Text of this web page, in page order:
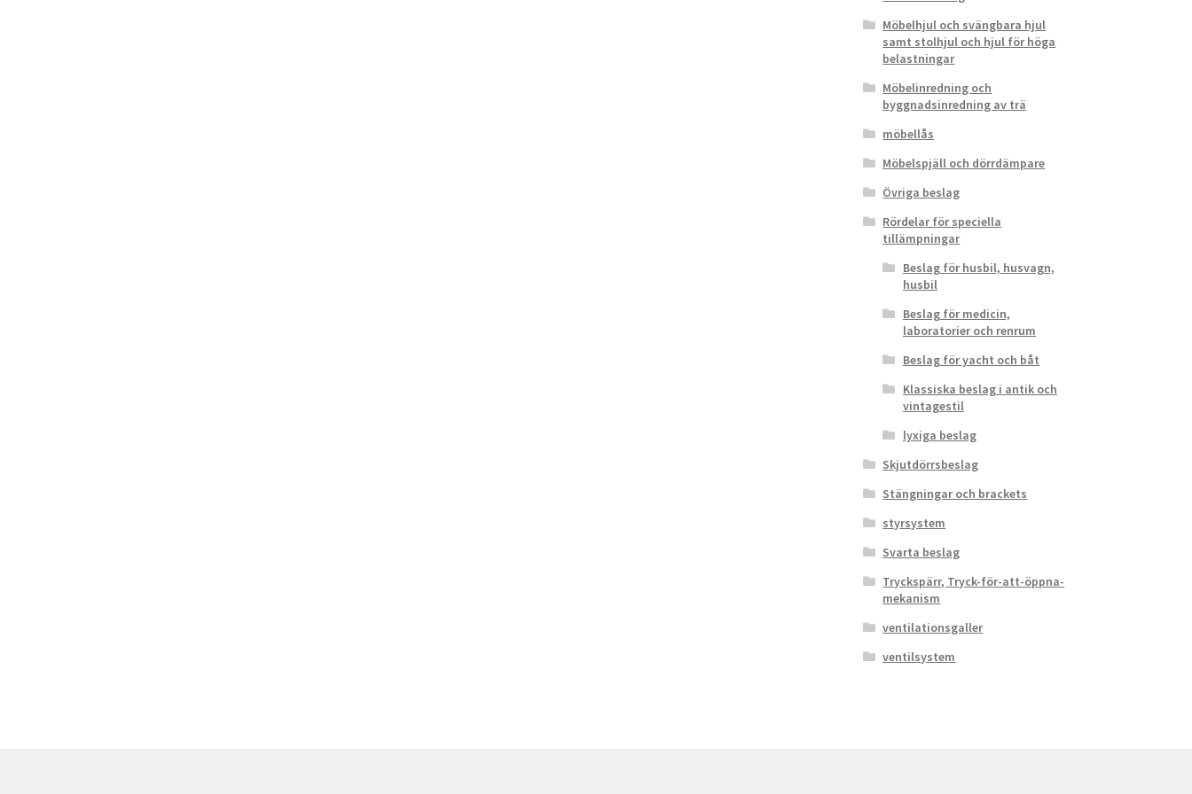
Möbelhjul och svängbara hjul
samt stolhjul och hjul för höga
belastningar
Möbelinredning och
byggnadsinredning av trä
möbellås
Möbelspjäll och dörrdämpare
Övriga beslag
Rördelar för speciella
tillämpningar
Beslag för husbil, husvagn,
husbil
Beslag för medicin,
laboratorier och renrum
Beslag för yacht och båt
Klassiska beslag i antik och
vintagestil
lyxiga beslag
Skjutdörrsbeslag
Stängningar och brackets
styrsystem
Svarta beslag
Tryckspärr, Tryck-för-att-öppna-
mekanism
ventilationsgaller
ventilsystem